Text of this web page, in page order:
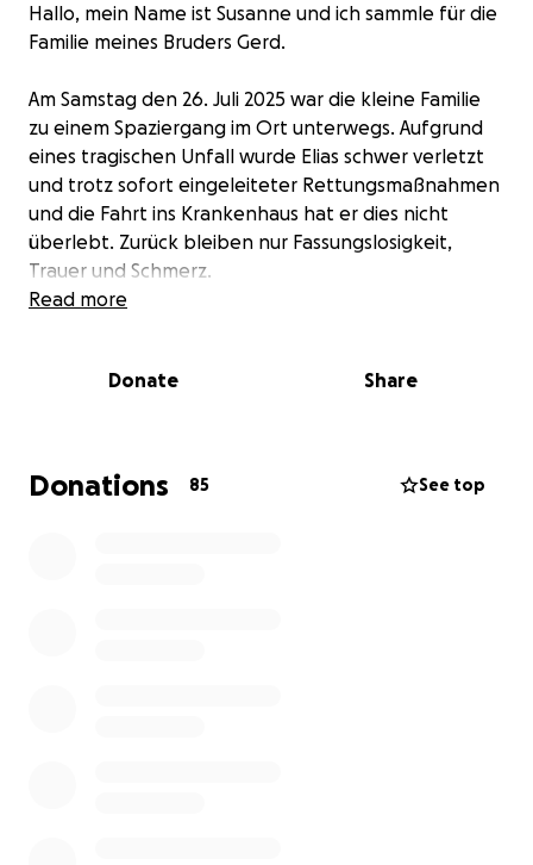
Hallo, mein Name ist Susanne und ich sammle für die
Familie meines Bruders Gerd.
Am Samstag den 26. Juli 2025 war die kleine Familie
zu einem Spaziergang im Ort unterwegs. Aufgrund
eines tragischen Unfall wurde Elias schwer verletzt
und trotz sofort eingeleiteter Rettungsmaßnahmen
und die Fahrt ins Krankenhaus hat er dies nicht
überlebt. Zurück bleiben nur Fassungslosigkeit,
Trauer und Schmerz.
mit anderen. Er mochte Minecraft und Fußball. Im
Er freute sich so sehr auf die Schule…
Anstatt dass wir in wenigen Tagen seine Einschulung
Read more
Donate Share
Donations 85 See top